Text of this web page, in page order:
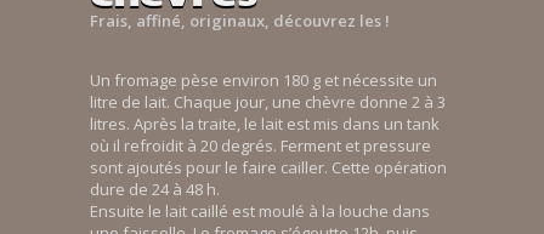
Frais, affiné, originaux, découvrez les !
Un fromage pèse environ 180 g et nécessite un
litre de lait. Chaque jour, une chèvre donne 2 à 3
litres. Après la traite, le lait est mis dans un tank
où il refroidit à 20 degrés. Ferment et pressure
sont ajoutés pour le faire cailler. Cette opération
dure de 24 à 48 h.
Ensuite le lait caillé est moulé à la louche dans